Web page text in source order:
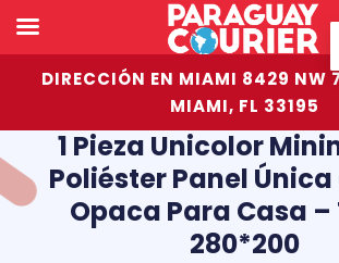
DIRECCIÓN EN MIAMI 8429
MIAMI, FL 33195
1 Pieza Unicolor
Poliéster Panel
Opaca Para Casa –
280*200